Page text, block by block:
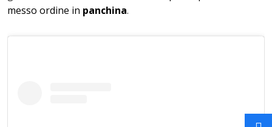
messo ordine in panchina.